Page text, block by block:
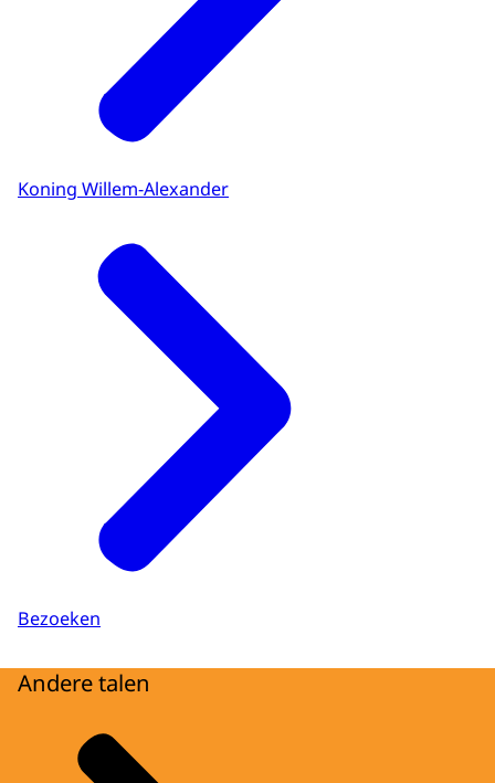
Koning Willem-Alexander
Bezoeken
Andere talen